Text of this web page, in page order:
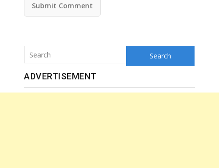
Search
ADVERTISEMENT